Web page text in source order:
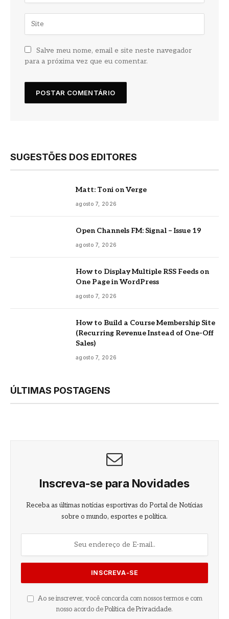
Salve meu nome, email e site neste navegador
para a próxima vez que eu comentar.
SUGESTÕES DOS EDITORES
Matt: Toni on Verge
agosto 7, 2026
Open Channels FM: Signal – Issue 19
agosto 7, 2026
How to Display Multiple RSS Feeds on
One Page in WordPress
agosto 7, 2026
How to Build a Course Membership Site
(Recurring Revenue Instead of One-Off
Sales)
agosto 7, 2026
ÚLTIMAS POSTAGENS
Inscreva-se para Novidades
Receba as últimas notícias esportivas do Portal de Notícias
sobre o mundo, esportes e política.
Ao se inscrever, você concorda com nossos termos e com
nosso acordo de Política de Privacidade.